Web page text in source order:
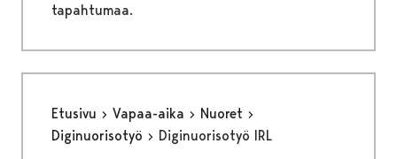
tapahtumaa.
Etusivu Vapaa-aika
Nuoret
Diginuorisotyö
Diginuorisotyö IRL